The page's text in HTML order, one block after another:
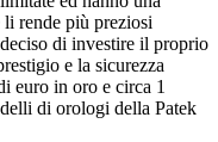
li rende più preziosi
di investire il proprio
e la sicurezza
euro in oro e circa 1
di orologi della Patek